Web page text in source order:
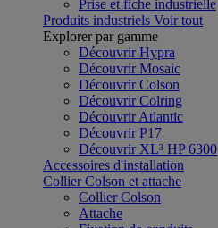
Prise et fiche industrielle
Produits industriels Voir tout
Explorer par gamme
Découvrir Hypra
Découvrir Mosaic
Découvrir Colson
Découvrir Colring
Découvrir Atlantic
Découvrir P17
Découvrir XL³ HP 6300
Accessoires d'installation
Collier Colson et attache
Collier Colson
Attache